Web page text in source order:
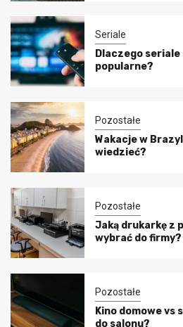
Seriale
Dlaczego
popularne?
Pozostałe
Wakacje w
wiedzieć?
Pozostałe
Jaką drukarkę z
wybrać do
Pozostałe
Kino domowe vs
do salonu?